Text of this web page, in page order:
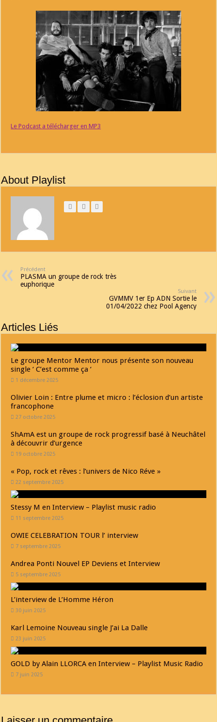
Le Podcast a télécharger en MP3
About Playlist
Précédent
PLASMA un groupe de rock très
euphorique
Suivant
GVMMV 1er Ep ADN Sortie le
01/04/2022 chez Pool Agency
Articles Liés
Le groupe Mentor Mentor nous présente son nouveau
single ‘ C’est comme ça ‘
1 décembre 2025
Olivier Loin : Entre plume et micro : l’éclosion d’un artiste
francophone
27 octobre 2025
ShAmA est un groupe de rock progressif basé à Neuchâtel
à découvrir d’urgence
19 octobre 2025
« Pop, rock et rêves : l’univers de Nico Réve »
22 septembre 2025
Stessy M en Interview – Playlist music radio
11 septembre 2025
OWIE CELEBRATION TOUR l’ interview
7 septembre 2025
Andrea Ponti Nouvel EP Deviens et Interview
5 septembre 2025
L’interview de L’Homme Héron
30 juin 2025
Karl Lemoine Nouveau single J’ai La Dalle
23 juin 2025
GOLD by Alain LLORCA en Interview – Playlist Music Radio
7 juin 2025